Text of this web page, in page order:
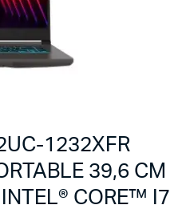
1232XFR
39,6 CM
CORE™ I7